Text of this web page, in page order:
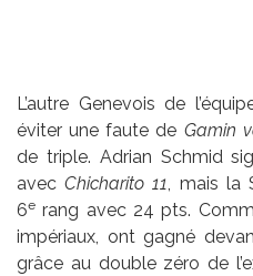
L’autre Genevois de
éviter une faute de Gamin
de triple. Adrian Schmid
avecChicharito 11, mais la
6e rang avec 24 pts.
impériaux, ont gagné
grâce au double zéro de